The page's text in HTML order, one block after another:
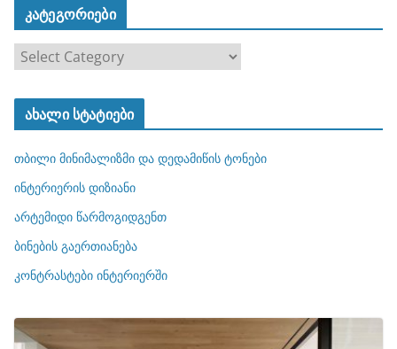
კატეგორიები
ა
ტ
ო
რ
ბ
ი
ახალი სტატიები
თბილი მინიმალიზმი და დედამიწის ტონები
ინტერიერის დიზიანი
არტემიდი წარმოგიდგენთ
ბინების გაერთიანება
კონტრასტები ინტერიერში